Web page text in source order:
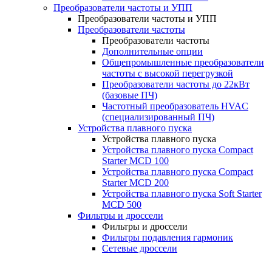
Преобразователи частоты и УПП
Преобразователи частоты и УПП
Преобразователи частоты
Преобразователи частоты
Дополнительные опции
Общепромышленные преобразователи
частоты с высокой перегрузкой
Преобразователи частоты до 22кВт
(базовые ПЧ)
Частотный преобразователь HVAC
(специализированный ПЧ)
Устройства плавного пуска
Устройства плавного пуска
Устройства плавного пуска Compact
Starter MCD 100
Устройства плавного пуска Compact
Starter MCD 200
Устройства плавного пуска Soft Starter
MCD 500
Фильтры и дроссели
Фильтры и дроссели
Фильтры подавления гармоник
Сетевые дроссели